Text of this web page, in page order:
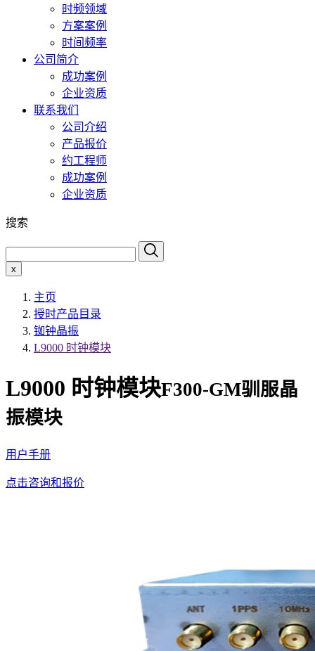
时频领域
方案案例
时间频率
公司简介
成功案例
企业资质
联系我们
公司介绍
产品报价
约工程师
成功案例
企业资质
搜索
x
主页
授时产品目录
铷钟晶振
L9000 时钟模块
L9000 时钟模块F300-GM驯服晶
振模块
用户手册
点击咨询和报价